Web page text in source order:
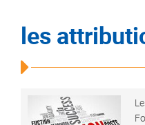
les